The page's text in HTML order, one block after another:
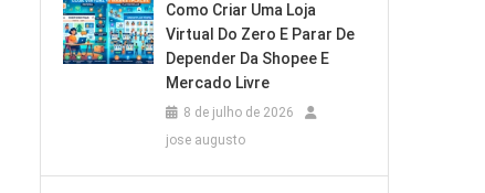
Como Criar Uma Loja
Virtual Do Zero E Parar De
Depender Da Shopee E
Mercado Livre
8 de julho de 2026
jose augusto